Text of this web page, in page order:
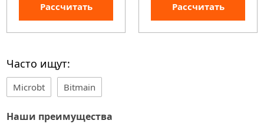
Наши преимущества
Рассчитать Рассчитать
Часто ищут:
Microbt Bitmain